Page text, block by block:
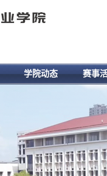
学院动态 赛事